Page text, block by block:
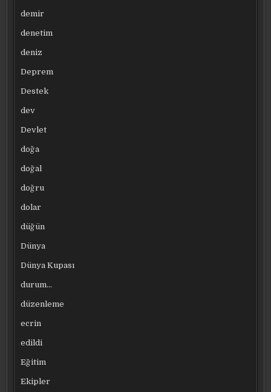
demir
denetim
deniz
Deprem
Destek
dev
Devlet
doğa
doğal
doğru
dolar
düğün
Dünya
Dünya Kupası
durum…
düzenleme
ecrin
edildi
Eğitim
Ekipler